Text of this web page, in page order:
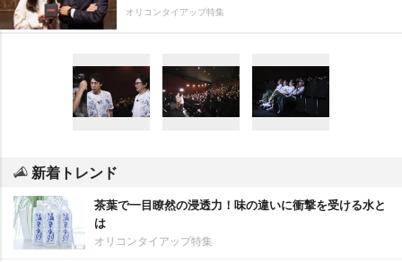
オリコンタイアップ特集
新着トレンド
茶葉で一目瞭然の浸透力！味の違いに衝撃を受ける水と
は
オリコンタイアップ特集